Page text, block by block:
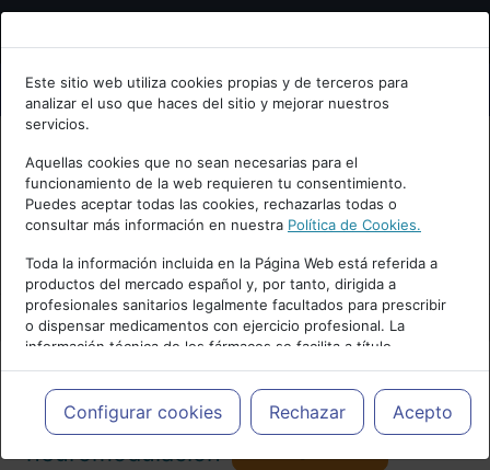
Bienvenid@ a psiquiatria.com
Escribe tu Email
Accede o regístrate con tu email.
Cancelar
Este sitio web utiliza cookies propias y de terceros para
analizar el uso que haces del sitio y mejorar nuestros
servicios.
Aquellas cookies que no sean necesarias para el
funcionamiento de la web requieren tu consentimiento.
Puedes aceptar todas las cookies, rechazarlas todas o
consultar más información en nuestra Política de Cookies.
Toda la información incluida en la Página Web está referida a
productos del mercado español y, por tanto, dirigida a
profesionales sanitarios legalmente facultados para prescribir
o dispensar medicamentos con ejercicio profesional. La
información técnica de los fármacos se facilita a título
meramente informativo, siendo responsabilidad de los
profesionales facultados prescribir medicamentos y decidir, en
cada caso concreto, el tratamiento más adecuado a las
necesidades del paciente.
Configurar cookies Rechazar Acepto
Actualidad y Artículos|Tratamientos y
neuromodulación